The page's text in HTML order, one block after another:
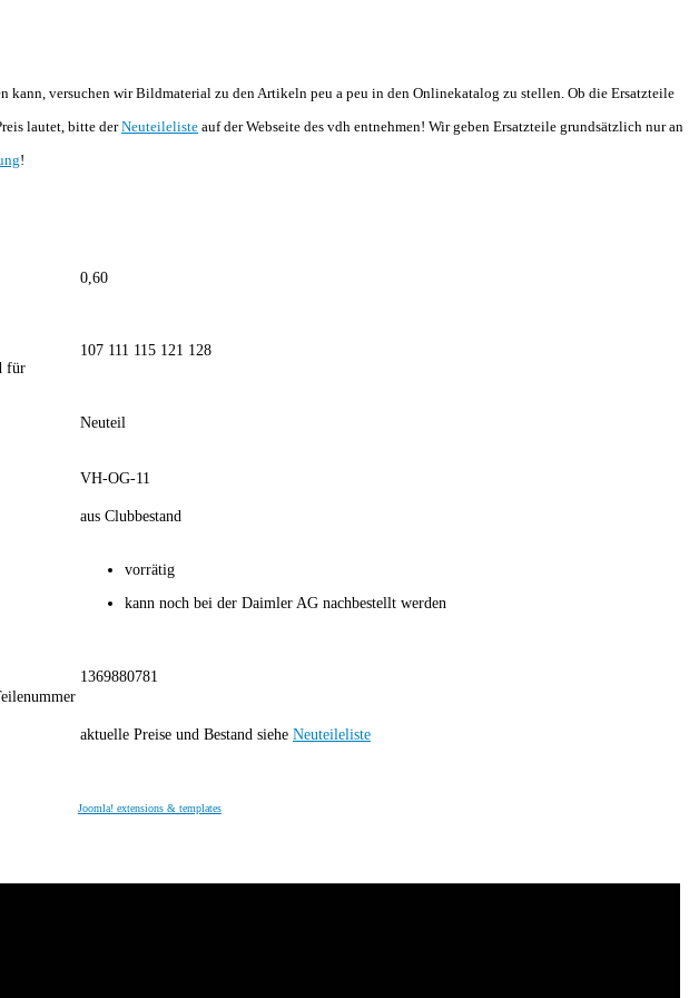
kann, versuchen wir Bildmaterial zu den Artikeln peu a peu in den Onlinekatalog zu stellen. Ob die Ersatzteile
lautet, bitte derNeuteileliste auf der Webseite des vdh entnehmen! Wir geben Ersatzteile grundsätzlich nur an
!
0,60
für
107 111 115 121 128
Neuteil
VH-OG-11
aus Clubbestand
vorrätig
kann noch bei der Daimler AG nachbestellt werden
1369880781
aktuelle Preise und Bestand siehe Neuteileliste
Joomla! extensions & templates